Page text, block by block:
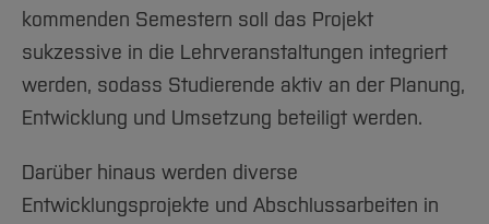
kommenden Semestern soll das Projekt
sukzessive in die Lehrveranstaltungen integriert
werden, sodass Studierende aktiv an der Planung,
Entwicklung und Umsetzung beteiligt werden.
Darüber hinaus werden diverse
Entwicklungsprojekte und Abschlussarbeiten in